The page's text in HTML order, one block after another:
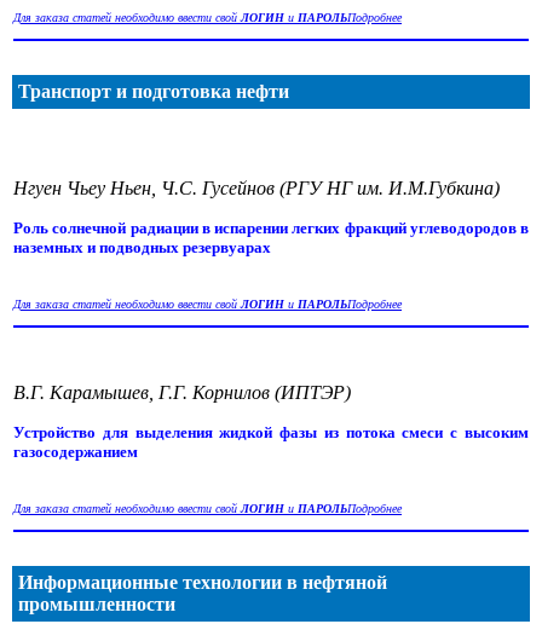
Для заказа статей необходимо ввести свойЛОГИН и ПАРОЛЬПодробнее
Транспорт и подготовка нефти
Нгуен Чьеу Ньен, Ч.С. Гусейнов (РГУ НГ им. И.М.Губкина)
Роль солнечной радиации в испарении легких фракций углеводородов в
наземных и подводных резервуарах
Для заказа статей необходимо ввести свойЛОГИН и ПАРОЛЬПодробнее
В.Г. Карамышев, Г.Г. Корнилов (ИПТЭР)
Устройство для выделения жидкой фазы из потока смеси с высоким
газосодержанием
Для заказа статей необходимо ввести свойЛОГИН и ПАРОЛЬПодробнее
Информационные технологии в нефтяной
промышленности